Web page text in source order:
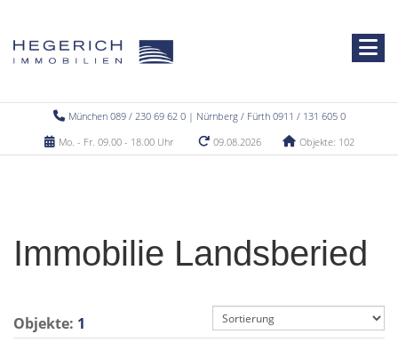
München 089 / 230 69 62 0 | Nürnberg / Fürth 0911 / 131 605 0
Mo. - Fr. 09.00 - 18.00 Uhr
09.08.2026 Objekte: 102
Immobilie Landsberied
Objekte: 1